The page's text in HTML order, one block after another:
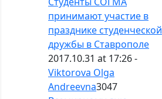
принимают участие в
празднике студенческой
дружбы в Ставрополе
2017.10.31 at 17:26 -
Viktorova Olga
Andreevna3047